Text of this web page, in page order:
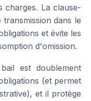
charges. La clause-
dans le
et évite les
d'omission.
est doublement
(et permet
et il protège